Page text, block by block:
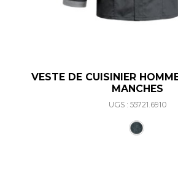
VESTE DE CUISINIER
MANCHES
UGS : 55721.6910